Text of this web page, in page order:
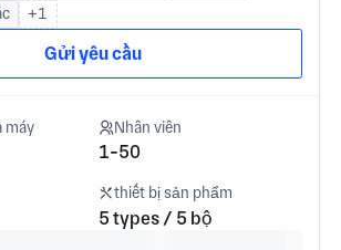
+1
Gửi yêu cầu
máy Nhân viên
1-50
thiết bị sản phẩm
5 types / 5 bộ